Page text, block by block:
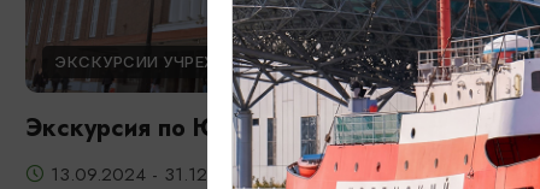
ЭКСКУРСИИ УЧРЕЖДЕНИЙ КУЛЬТУРЫ
Экскурсия по Южному вокзалу
13.09.2024 - 31.12.2026